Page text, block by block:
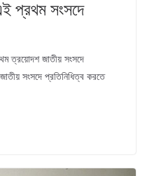
প্রথম সংসদে
ত্রয়োদশ জাতীয় সংসদে
সংসদে প্রতিনিধিত্ব করতে